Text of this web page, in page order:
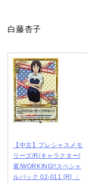
白藤杏子
【中古】プレシャスメモ
リーズ/R/キャラクター/
黄/WORKING!!スペシャ
ルパック 02-011 [R] ：